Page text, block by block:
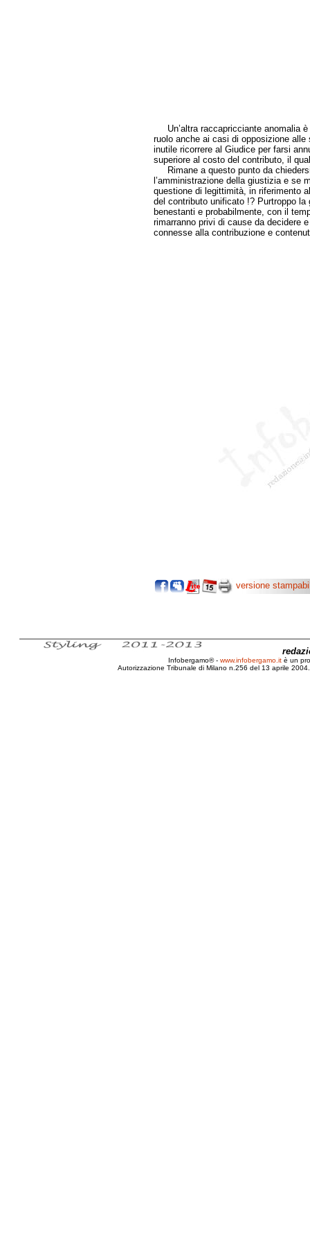
Un’altra raccapricciante anomalia
ruolo anche ai casi di opposizione
inutile ricorrere al Giudice per farsi
superiore al costo del contributo, il
Rimane a questo punto da
l’amministrazione della giustizia e se
questione di legittimità, in riferimento
del contributo unificato !? Purtroppo
benestanti e probabilmente, con il
rimarranno privi di cause da decidere
connesse alla contribuzione e
versione
Infobergamo® - www.infobergamo.it è un
Autorizzazione Tribunale di Milano n.256 del 13 aprile